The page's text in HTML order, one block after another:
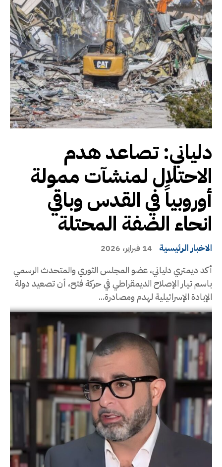
دلياني: تصاعد هدم
الاحتلال لمنشآت ممولة
أوروبياً في القدس وباقي
انحاء الضفة المحتلة
الاخبار الرئيسية 14 فبراير، 2026
أكد ديمتري دلياني، عضو المجلس الثوري والمتحدث الرسمي
باسم تيار الإصلاح الديمقراطي في حركة فتح، أن تصعيد دولة
الإبادة الإسرائيلية لهدم ومصادرة...